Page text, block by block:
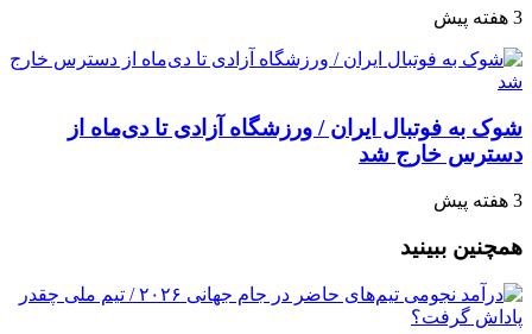
3 هفته پیش
شوک به فوتبال ایران / ورزشگاه آزادی تا دی‌ماه از
دسترس خارج شد
3 هفته پیش
همچنین ببینید